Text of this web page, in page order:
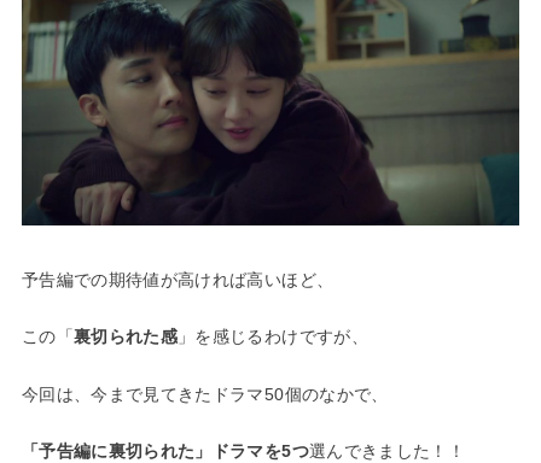
予告編での期待値が高ければ高いほど、
この「裏切られた感 」を感じるわけですが、
今回は、今まで見てきたドラマ50個のなかで、
「予告編に裏切られた」ドラマを5つ選んできました！！